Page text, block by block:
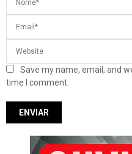
Save my name, email, and
time I comment.